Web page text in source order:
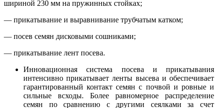
шириной 230 мм на пружинных стойках;
— прикатывание и выравнивание трубчатым катком;
— посев семян дисковыми сошниками;
— прикатывание лент посева.
Инновационная система посева и прикатывания
интенсивно прикатывает ленты высева и обеспечивает
гарантированный контакт семян с почвой и ровные и
сильные всходы. Более равномерное распределение
семян по сравнению с другими сеялками за счет